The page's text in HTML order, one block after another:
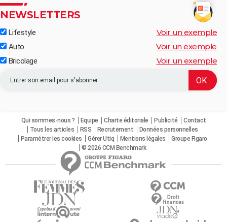
NEWSLETTERS
Lifestyle Voir un exemple
Auto Voir un exemple
Bricolage Voir un exemple
Qui sommes-nous ? Equipe Charte éditoriale Publicité
Contact
Tous les articles
RSS Recrutement
Données personnelles
Paramétrer les cookies
Gérer Utiq Mentions légales
Groupe Figaro
© 2026 CCM Benchmark